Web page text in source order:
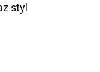
styl